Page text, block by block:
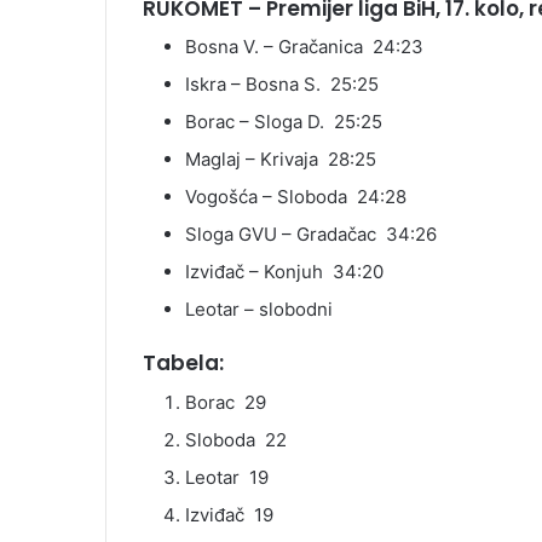
RUKOMET – Premijer liga BiH, 17.
Bosna V. – Gračanica 24:23
Iskra – Bosna S. 25:25
Borac – Sloga D. 25:25
Maglaj – Krivaja 28:25
Vogošća – Sloboda 24:28
Sloga GVU – Gradačac 34:26
Izviđač – Konjuh 34:20
Leotar – slobodni
Tabela:
Borac 29
Sloboda 22
Leotar 19
Izviđač 19